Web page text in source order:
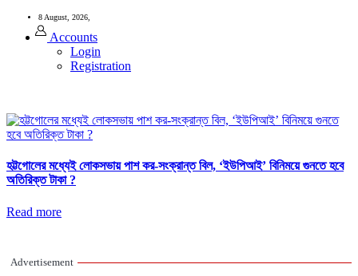
8 August, 2026,
Accounts
Login
Registration
হট্টগোলের মধ্যেই লোকসভায় পাশ কর-সংক্রান্ত বিল, ‘ইউপিআই’ বিনিময়ে গুনতে হবে
অতিরিক্ত টাকা ?
Read more
Advertisement